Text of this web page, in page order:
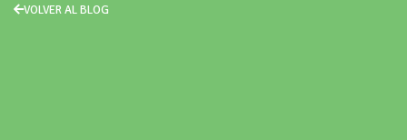
VOLVER AL BLOG